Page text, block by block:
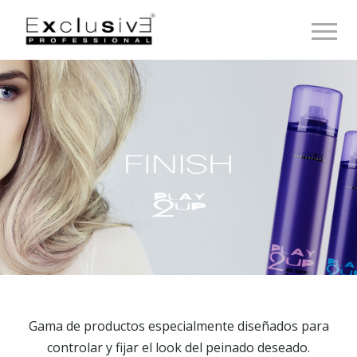
Gama de productos especialmente diseñados para
controlar y fijar el look del peinado deseado.